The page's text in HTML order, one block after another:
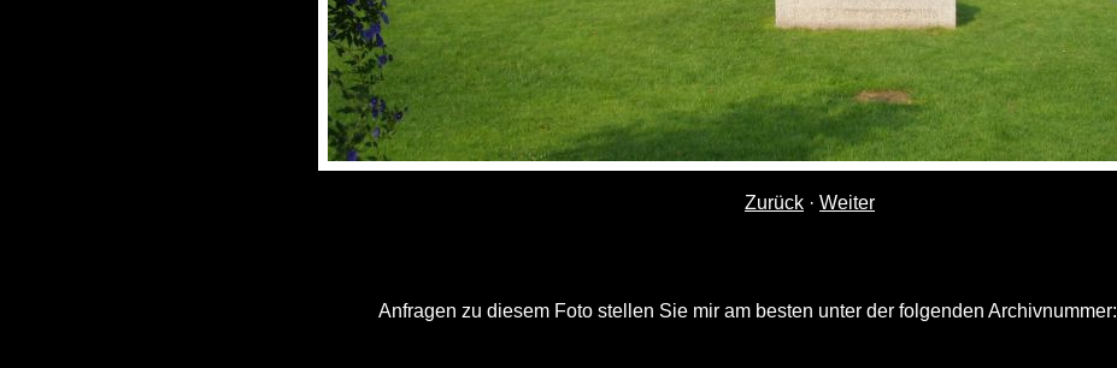
Zurück · Weiter
Anfragen zu diesem Foto stellen Sie mir am besten unter der folgenden Archivnummer: